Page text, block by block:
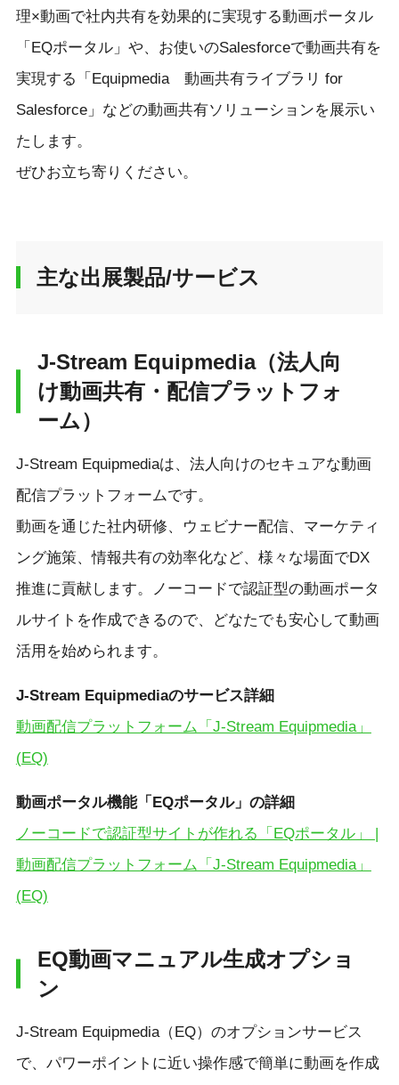
理×動画で社内共有を効果的に実現する動画ポータル
「EQポータル」や、お使いのSalesforceで動画共有を
実現する「Equipmedia 動画共有ライブラリ for
Salesforce」などの動画共有ソリューションを展示い
たします。
ぜひお立ち寄りください。
主な出展製品/サービス
J-Stream Equipmedia（法人向
け動画共有・配信プラットフォ
ーム）
J-Stream Equipmediaは、法人向けのセキュアな動画
配信プラットフォームです。
動画を通じた社内研修、ウェビナー配信、マーケティ
ング施策、情報共有の効率化など、様々な場面でDX
推進に貢献します。ノーコードで認証型の動画ポータ
ルサイトを作成できるので、どなたでも安心して動画
活用を始められます。
J-Stream Equipmediaのサービス詳細
動画配信プラットフォーム「J-Stream Equipmedia」
(EQ)
動画ポータル機能「EQポータル」の詳細
ノーコードで認証型サイトが作れる「EQポータル」 |
動画配信プラットフォーム「J-Stream Equipmedia」
(EQ)
EQ動画マニュアル生成オプショ
ン
J-Stream Equipmedia（EQ）のオプションサービス
で、パワーポイントに近い操作感で簡単に動画を作成